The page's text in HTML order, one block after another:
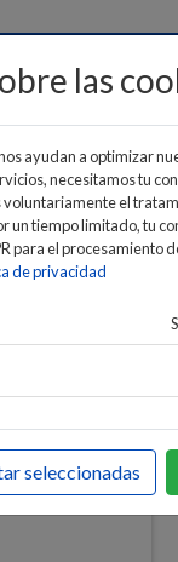
DE
las
ayudan a optimizar
necesitamos tu
voluntariamente el
un tiempo limitado, tu
para el procesamiento
de privacidad
seleccionadas